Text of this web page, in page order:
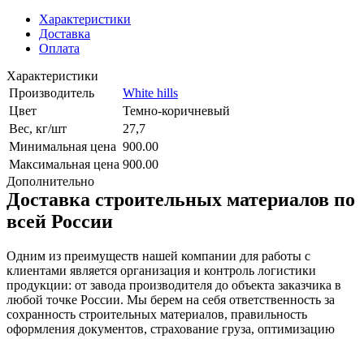
Характеристики
Доставка
Оплата
Характеристики
Производитель
White hills
Цвет
Темно-коричневый
Вес, кг/шт
27,7
Минимальная цена 900.00
Максимальная цена 900.00
Дополнительно
Доставка строительных материалов по
всей России
Одним из преимуществ нашей компании для работы с
клиентами является организация и контроль логистики
продукции: от завода производителя до объекта заказчика в
любой точке России. Мы берем на себя ответственность за
сохранность строительных материалов, правильность
оформления документов, страхование груза, оптимизацию